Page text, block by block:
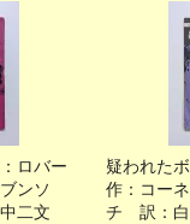
ロバー
ンソ
二文
疑われた
作：コー
チ 訳：